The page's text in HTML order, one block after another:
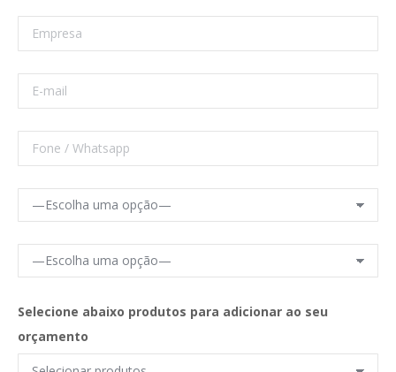
Selecione abaixo produtos para adicionar ao seu
orçamento